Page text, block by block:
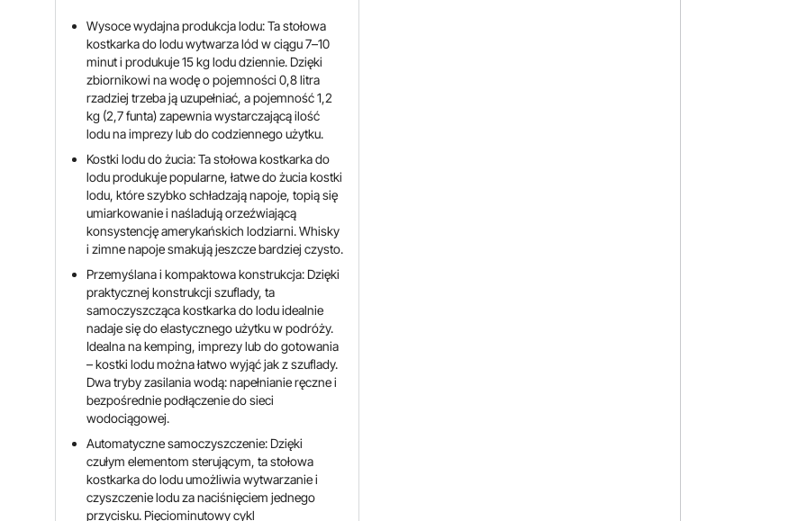
Wysoce wydajna produkcja lodu: Ta stołowa
kostkarka do lodu wytwarza lód w ciągu 7–10
minut i produkuje 15 kg lodu dziennie. Dzięki
zbiornikowi na wodę o pojemności 0,8 litra
rzadziej trzeba ją uzupełniać, a pojemność 1,2
kg (2,7 funta) zapewnia wystarczającą ilość
lodu na imprezy lub do codziennego użytku.
Kostki lodu do żucia: Ta stołowa kostkarka do
lodu produkuje popularne, łatwe do żucia kostki
lodu, które szybko schładzają napoje, topią się
umiarkowanie i naśladują orzeźwiającą
konsystencję amerykańskich lodziarni. Whisky
i zimne napoje smakują jeszcze bardziej czysto.
Przemyślana i kompaktowa konstrukcja: Dzięki
praktycznej konstrukcji szuflady, ta
samoczyszcząca kostkarka do lodu idealnie
nadaje się do elastycznego użytku w podróży.
Idealna na kemping, imprezy lub do gotowania
– kostki lodu można łatwo wyjąć jak z szuflady.
Dwa tryby zasilania wodą: napełnianie ręczne i
bezpośrednie podłączenie do sieci
wodociągowej.
Automatyczne samoczyszczenie: Dzięki
czułym elementom sterującym, ta stołowa
kostkarka do lodu umożliwia wytwarzanie i
czyszczenie lodu za naciśnięciem jednego
przycisku. Pięciominutowy cykl